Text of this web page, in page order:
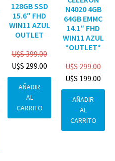
128GB SSD
15.6″ FHD
WIN11 AZUL
OUTLET
U$S399.00
U$S 299.00
AÑADIR
AL
CARRITO
N4020 4GB
64GB EMMC
14.1″ FHD
WIN11 AZUL
*OUTLET*
U$S299.00
U$S 199.00
AÑADIR
AL
CARRITO